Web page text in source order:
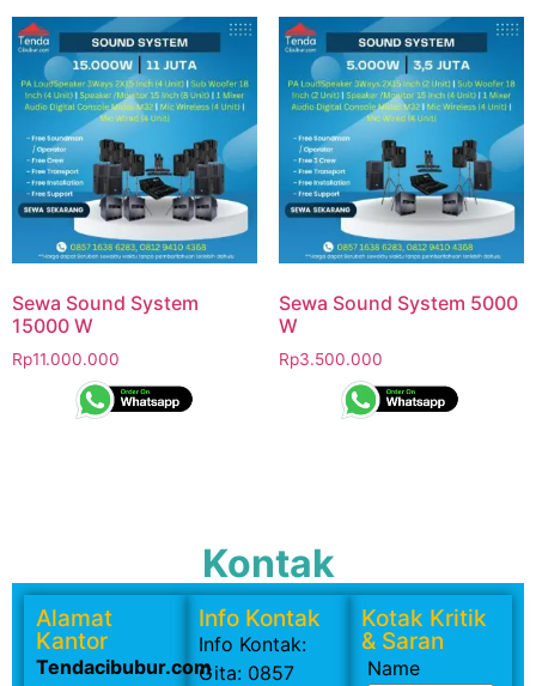
Sewa Sound System
15000 W
Rp11.000.000
Sewa Sound System 5000
W
Rp3.500.000
Kontak
Alamat
Kantor
Tendacibubur.com
Info Kontak
Info Kontak:
Gita: 0857
Kotak Kritik
& Saran
Name